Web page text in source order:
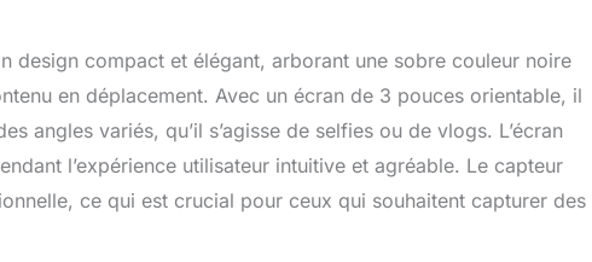
design compact et élégant, arborant une sobre couleur noire
en déplacement. Avec un écran de 3 pouces orientable, il
angles variés, qu’il s’agisse de selfies ou de vlogs. L’écran
l’expérience utilisateur intuitive et agréable. Le capteur
ce qui est crucial pour ceux qui souhaitent capturer des